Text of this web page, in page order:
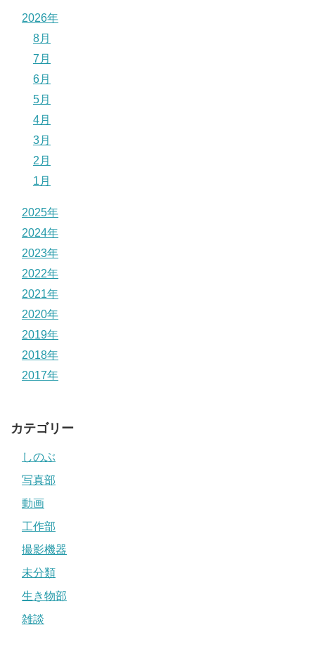
2026年
8月
7月
6月
5月
4月
3月
2月
1月
2025年
2024年
2023年
2022年
2021年
2020年
2019年
2018年
2017年
カテゴリー
しのぶ
写真部
動画
工作部
撮影機器
未分類
生き物部
雑談